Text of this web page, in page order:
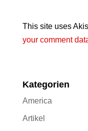
This site uses
your comment
Kategorien
America
Artikel